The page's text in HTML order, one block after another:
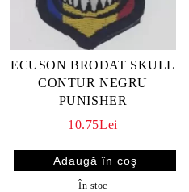
ECUSON BRODAT SKULL
CONTUR NEGRU
PUNISHER
10.75Lei
În stoc